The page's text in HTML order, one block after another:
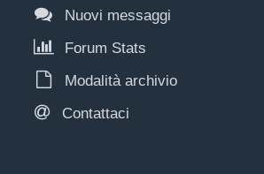
Nuovi messaggi
Forum Stats
Modalità archivio
Contattaci